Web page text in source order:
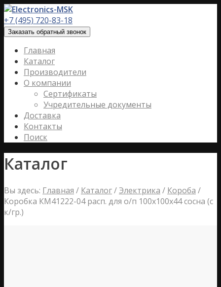
+7 (495) 720-83-18
Заказать обратный звонок
Главная
Каталог
Производители
О компании
Сертификаты
Учредительные документы
Доставка
Контакты
Поиск
Каталог
Вы здесь: Главная / Каталог/ Электрика / Короба /
Коробка КМ41222-04 расп. для о/п 100х100х44 сосна (с
к/гр.)